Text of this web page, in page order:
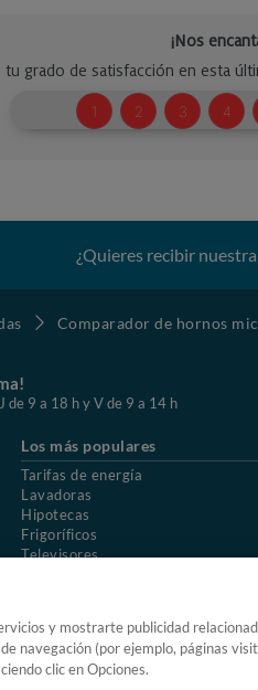
¿Quieres recibir
Comparador de hornos
de 9 a 18 h y V de 9 a 14 h
Los más populares
Tarifas de energía
Lavadoras
Hipotecas
Frigoríficos
Televisores
y mostrarte publicidad
navegación (por ejemplo, páginas
clic en Opciones.